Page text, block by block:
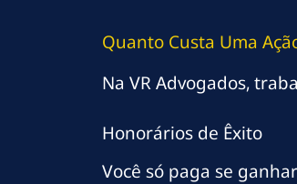
Quanto Custa Uma
Na VR Advogados,
Honorários de Êxito
Você só paga se